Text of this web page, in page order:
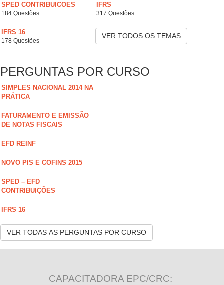
SPED CONTRIBUICOES
184 Questões
IFRS
317 Questões
IFRS 16
178 Questões
VER TODOS OS TEMAS
PERGUNTAS POR CURSO
SIMPLES NACIONAL 2014 NA
PRÁTICA
FATURAMENTO E EMISSÃO
DE NOTAS FISCAIS
EFD REINF
NOVO PIS E COFINS 2015
SPED – EFD
CONTRIBUIÇÕES
IFRS 16
VER TODAS AS PERGUNTAS POR CURSO
CAPACITADORA EPC/CRC: